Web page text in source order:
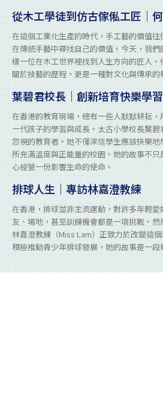
從木工學徒到仿古傢俬工匠｜
在這個工業化生產的時代，手工藝的價值
在傳統手藝中尋找自己的價值。今天，我
樣一位在木工世界裡找到人生方向的匠人
關於技藝的歷程，更是一種對文化與傳承的
葉碧君校長｜創新培育快樂學
在香港的教育現場，總有一些人默默耕耘
一代孩子的學習與成長。太古小學校長葉
忽視的教育者。她不僅深信學生應該快樂
所充滿溫度與正能量的校園。她的故事不
心經營一份影響生命的使命。
排球人生｜專訪林嘉澄教練
在香港，排球並非主流運動，對許多年輕
友、場地，甚至訓練機會都是一項挑戰。
林嘉澄教練（Miss Lam）正致力於改變這
積極推動青少年排球發展，她的故事是一段